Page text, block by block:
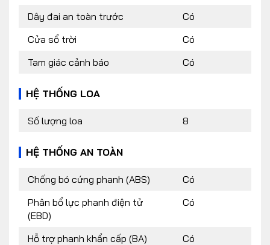
Dây đai an toàn trước
Có
Cửa sổ trời
Có
Tam giác cảnh báo
Có
HỆ THỐNG LOA
Số lượng loa 8
HỆ THỐNG AN TOÀN
Chống bó cứng phanh (ABS)
Có
Phân bổ lực phanh điện tử
(EBD)
Có
Hỗ trợ phanh khẩn cấp (BA)
Có